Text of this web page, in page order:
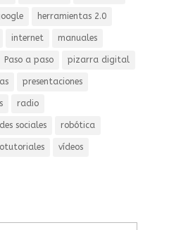
herramientas 2.0
internet manuales
Paso a paso pizarra digital
presentaciones
radio
sociales robótica
vídeos